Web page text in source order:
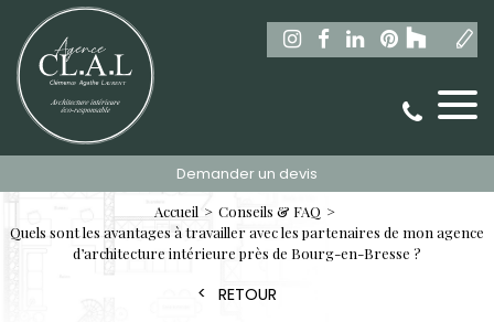
Demander un devis
Accueil
Conseils & FAQ
Quels sont les avantages à travailler avec les partenaires de mon agence
d’architecture intérieure près de Bourg-en-Bresse ?
RETOUR